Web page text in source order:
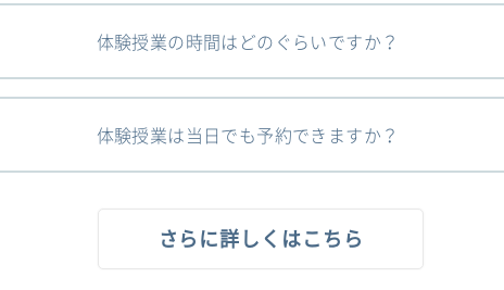
体験授業の時間はどのぐらいですか？
体験授業は当日でも予約できますか？
さらに詳しくはこちら